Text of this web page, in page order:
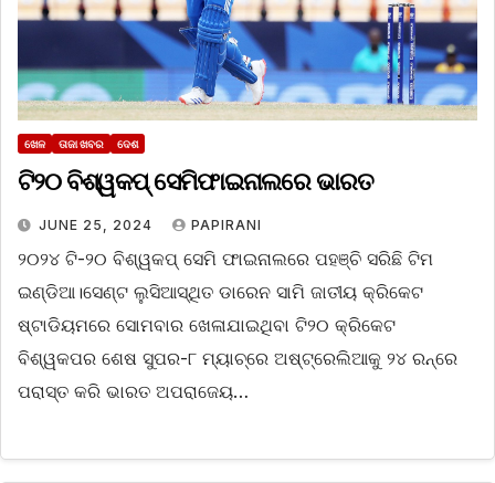
ଖେଳ ତାଜା ଖବର ଦେଶ
ଟି୨୦ ବିଶ୍ୱକପ୍ ସେମିଫାଇନାଲରେ ଭାରତ
JUNE 25, 2024 PAPIRANI
୨୦୨୪ ଟି-୨୦ ବିଶ୍ୱକପ୍ ସେମି ଫାଇନାଲରେ ପହଞ୍ଚି ସରିଛି ଟିମ
ଇଣ୍ଡିଆ।ସେଣ୍ଟ ଲୁସିଆସ୍ଥିତ ଡାରେନ ସାମି ଜାତୀୟ କ୍ରିକେଟ
ଷ୍ଟାଡିୟମରେ ସୋମବାର ଖେଳାଯାଇଥିବା ଟି୨୦ କ୍ରିକେଟ
ବିଶ୍ୱକପର ଶେଷ ସୁପର-୮ ମ୍ୟାଚ୍‌ରେ ଅଷ୍ଟ୍ରେଲିଆକୁ ୨୪ ରନ୍‌ରେ
ପରାସ୍ତ କରି ଭାରତ ଅପରାଜେୟ…